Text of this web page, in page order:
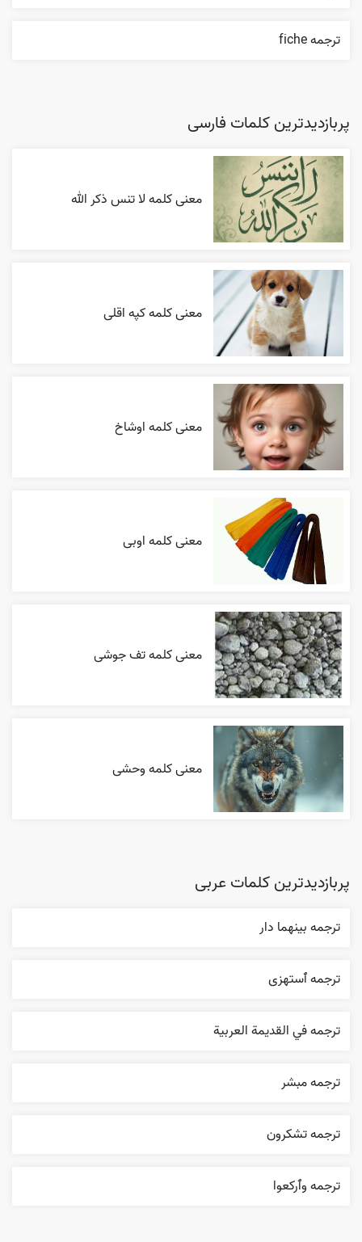
ترجمه fiche
پربازدیدترین کلمات فارسی
معنی کلمه لا تنس ذکر الله
معنی کلمه کپه اقلی
معنی کلمه اوشاخ
معنی کلمه اوبی
معنی کلمه تف جوشی
معنی کلمه وحشی
پربازدیدترین کلمات عربی
ترجمه بينهما دار
ترجمه ٱستهزی
ترجمه في القديمة العربية
ترجمه مبشر
ترجمه تشکرون
ترجمه وٱرکعوا